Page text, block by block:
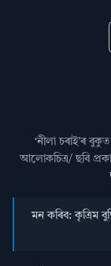
‘নীলা চৰাই’ৰ
আলোকচিত্ৰ/ ছবি
মন কৰিব: কৃত্ৰিম